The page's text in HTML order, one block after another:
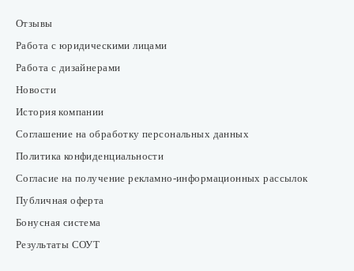
Отзывы
Работа с юридическими лицами
Работа с дизайнерами
Новости
История компании
Соглашение на обработку персональных данных
Политика конфиденциальности
Согласие на получение рекламно-информационных рассылок
Публичная оферта
Бонусная система
Результаты СОУТ